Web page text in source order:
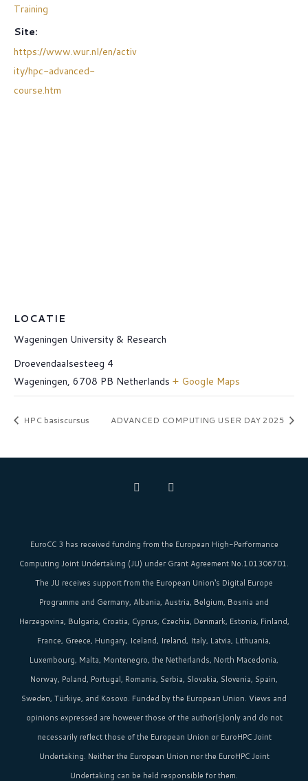
Training
Site:
https://www.wur.nl/en/activ
ity/hpc-advanced-
course.htm
LOCATIE
Wageningen University & Research
Droevendaalsesteeg 4
Wageningen, 6708 PB Netherlands + Google Maps
HPC basiscursus ADVANCED COMPUTING USER DAY 2025
EuroCC 3 has received funding from the European High-Performance
Computing Joint Undertaking (JU) under Grant Agreement No.101306701.
The JU receives support from the European Union‘s Digital Europe
Programme and Germany, Albania, Austria, Belgium, Bosnia and
Herzegovina, Bulgaria, Croatia, Cyprus, Czechia, Denmark, Estonia, Finland,
France, Greece, Hungary, Iceland, Ireland, Italy, Latvia, Lithuania,
Luxembourg, Malta, Montenegro, the Netherlands, North Macedonia,
Norway, Poland, Portugal, Romania, Serbia, Slovakia, Slovenia, Spain,
Sweden, Türkiye, and Kosovo. Funded by the European Union. Views and
opinions expressed are however those of the author(s)only and do not
necessarily reflect those of the European Union or EuroHPC Joint
Undertaking. Neither the European Union nor the EuroHPC Joint
Undertaking can be held responsible for them.